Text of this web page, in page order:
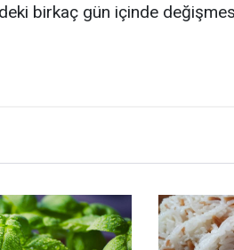
birkaç gün içinde